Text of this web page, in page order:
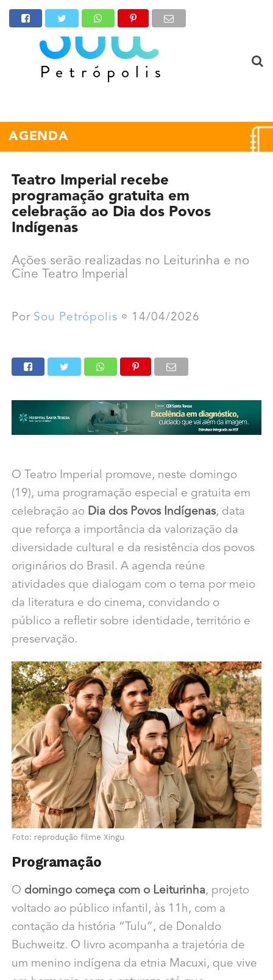
AGENDA
Teatro Imperial recebe
programação gratuita em
celebração ao Dia dos Povos
Indígenas
Ações serão realizadas no Leiturinha e no
Cine Teatro Imperial
Por Sou Petrópolis 14/04/2026
O Teatro Imperial promove, neste domingo
(19), uma programação especial e gratuita em
celebração ao Dia dos Povos Indígenas, data
que reforça a importância da valorização da
diversidade cultural e da resistência dos povos
originários do Brasil. A agenda reúne
atividades que dialogam com o tema por meio
da literatura e do cinema, convidando o
público a refletir sobre identidade, território e
preservação.
Foto: reprodução filme Xingu
Programação
O domingo começa com o Leiturinha, projeto
voltado ao público infantil, às 11h, com a
contação da história “Tulu”, de Donaldo
Buchweitz. O livro acompanha a trajetória de
um menino indígena da etnia Macuxi, que vive